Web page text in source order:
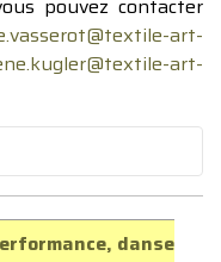
pouvez contacter
art-
art-
danse